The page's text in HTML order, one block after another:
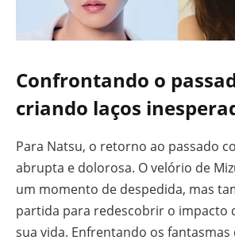
Confrontando o
criando laços
Para Natsu, o retorno ao passado
abrupta e dolorosa. O velório de
um momento de despedida, mas
partida para redescobrir o impacto
sua vida. Enfrentando os